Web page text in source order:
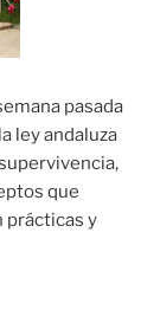
pasada
ley andaluza
que
prácticas y